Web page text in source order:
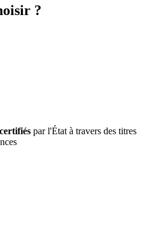
?
par l'État à travers des titres